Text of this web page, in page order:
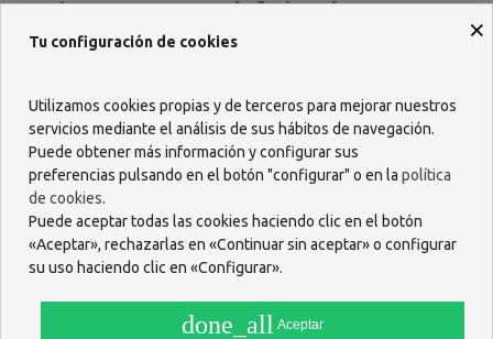
¿Cómo se usa Renalof cápsulas?
Renalof cápsulas se usa de la siguiente manera:
Se recomienda tomar el producto durante al menos 3 meses para
obtener los mejores resultados.
¿Cuáles son los beneficios de usar
Renalof cápsulas?
Renalof cápsulas ofrece una serie de beneficios, incluyendo:
Protege los riñones de los daños:Renalof cápsulasayuda a
proteger los riñones de los daños causados por los radicales libres
función renal, ayudando a los riñones a eliminar los desechos y el
×
Tu configuración de cookies
Utilizamos cookies propias y de terceros para mejorar nuestros
servicios mediante el análisis de sus hábitos de navegación.
Puede obtener más información y configurar sus
preferencias pulsando en el botón "configurar" o en la política
de cookies.
Puede aceptar todas las cookies haciendo clic en el botón
«Aceptar», rechazarlas en «Continuar sin aceptar» o configurar
su uso haciendo clic en «Configurar».
done_all Aceptar